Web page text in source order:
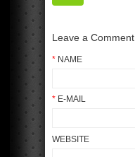
Leave a Comment
* NAME
* E-MAIL
WEBSITE